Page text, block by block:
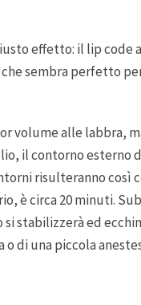
effetto: il lip code
sembra perfetto
volume alle labbra,
il contorno esterno
risulteranno così
è circa 20 minuti.
stabilizzerà ed
o di una piccola